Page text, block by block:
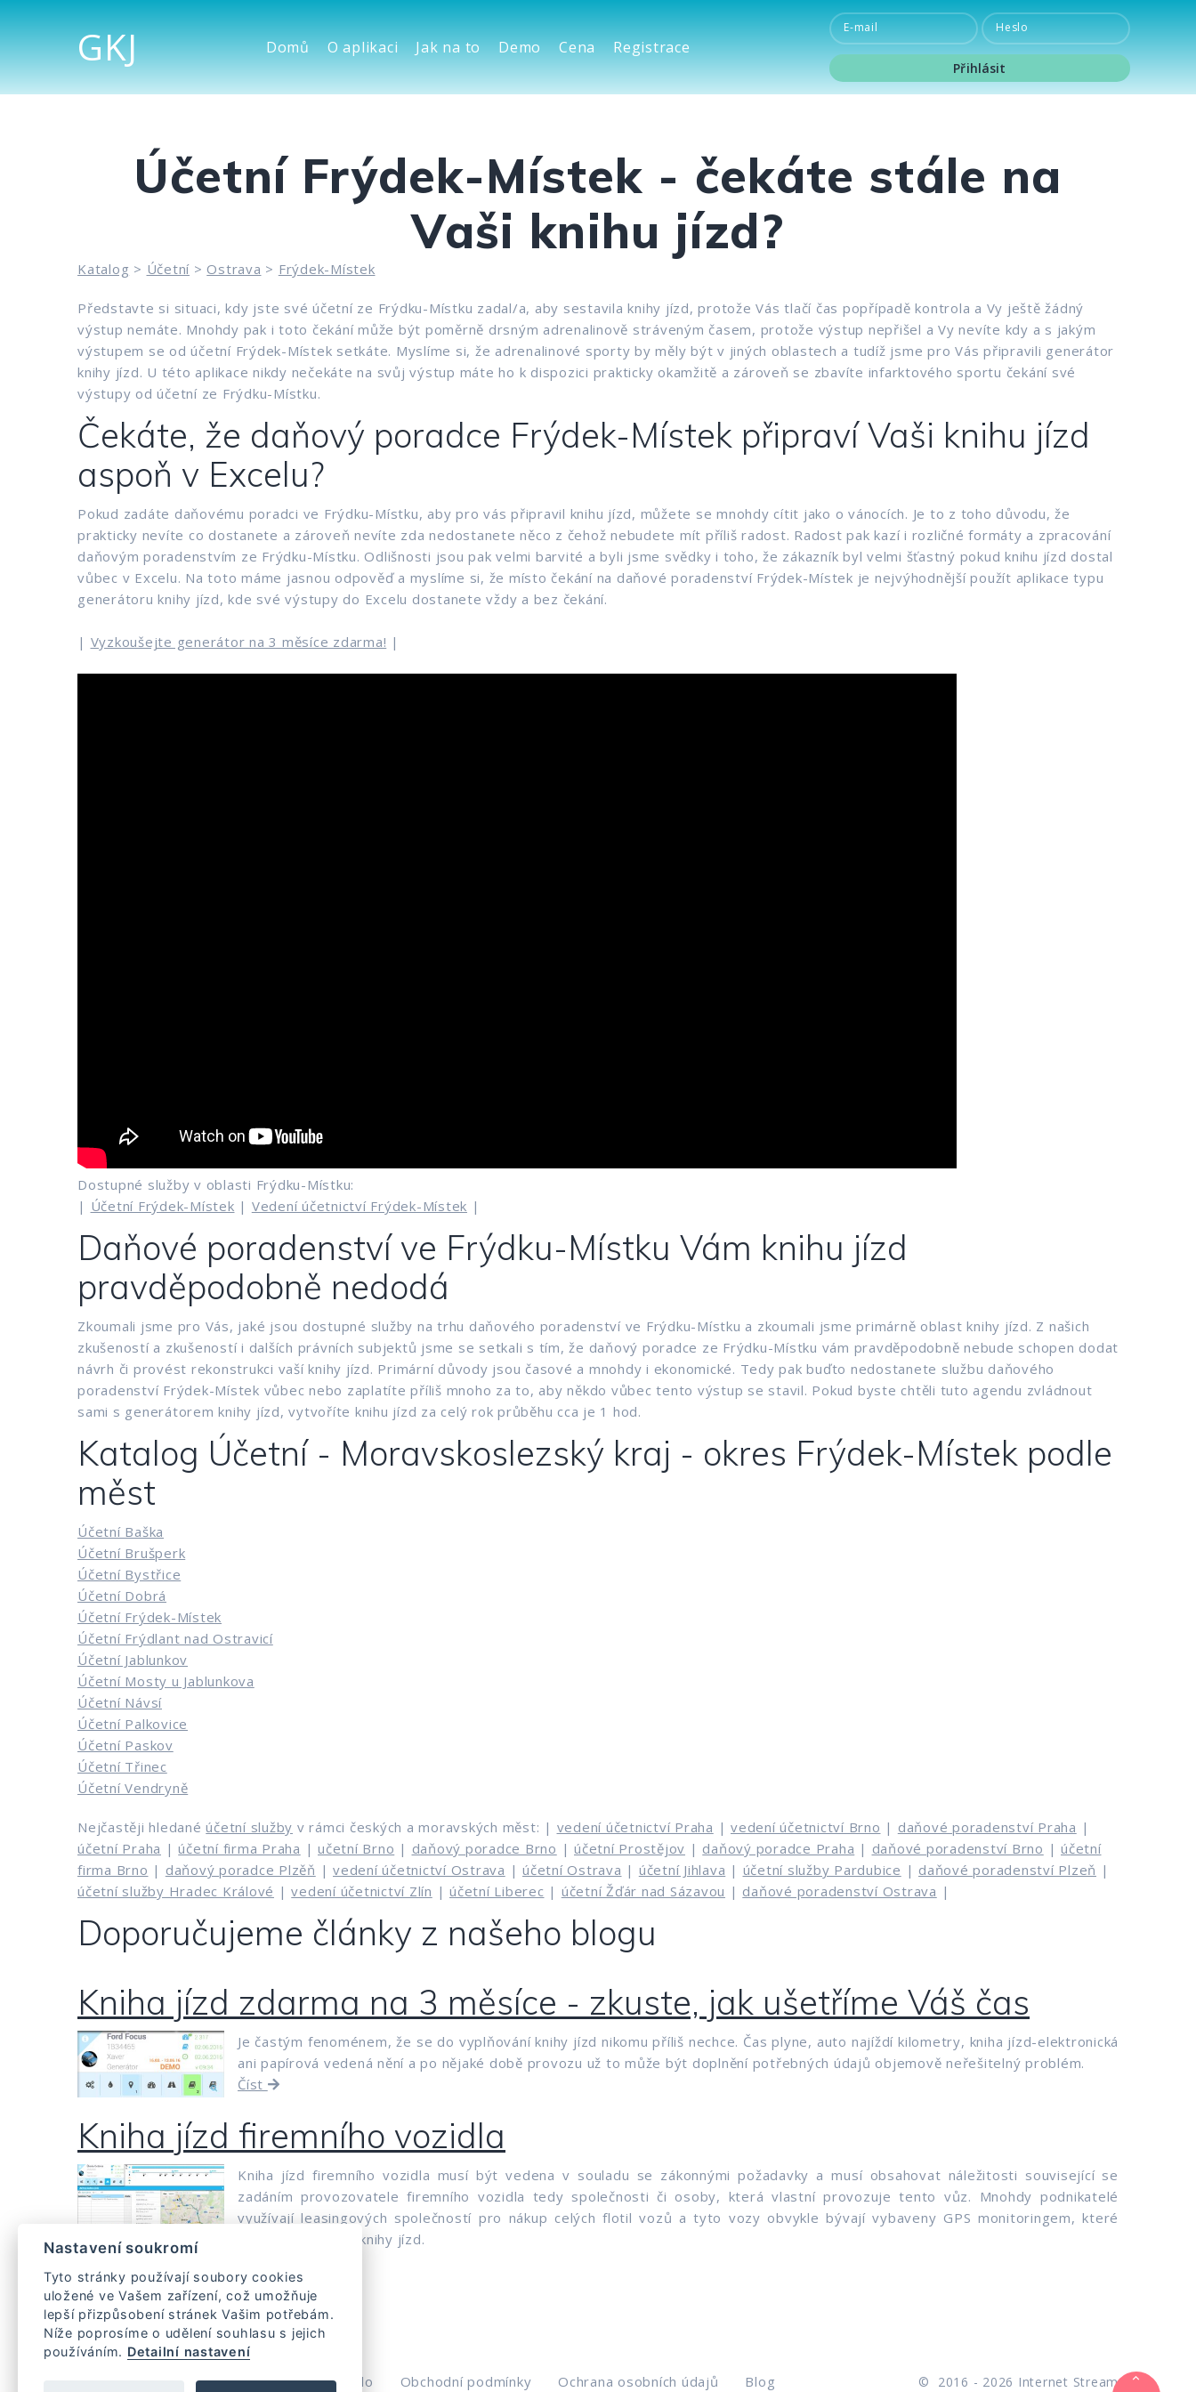
GKJ Domů O aplikaci Jak na to Demo Cena Registrace
E-mail Heslo
Přihlásit
Přihlásit
Účetní Frýdek-Místek - čekáte stále na
Vaši knihu jízd?
Katalog > Účetní > Ostrava > Frýdek-Místek
Představte si situaci, kdy jste své účetní ze Frýdku-Místku zadal/a, aby sestavila knihy jízd, protože Vás tlačí čas popřípadě kontrola a Vy ještě žádný
výstup nemáte. Mnohdy pak i toto čekání může být poměrně drsným adrenalinově stráveným časem, protože výstup nepřišel a Vy nevíte kdy a s jakým
výstupem se od účetní Frýdek-Místek setkáte. Myslíme si, že adrenalinové sporty by měly být v jiných oblastech a tudíž jsme pro Vás připravili generátor
knihy jízd. U této aplikace nikdy nečekáte na svůj výstup máte ho k dispozici prakticky okamžitě a zároveň se zbavíte infarktového sportu čekání své
výstupy od účetní ze Frýdku-Místku.
Čekáte, že daňový poradce Frýdek-Místek připraví Vaši knihu jízd
aspoň v Excelu?
Pokud zadáte daňovému poradci ve Frýdku-Místku, aby pro vás připravil knihu jízd, můžete se mnohdy cítit jako o vánocích. Je to z toho důvodu, že
prakticky nevíte co dostanete a zároveň nevíte zda nedostanete něco z čehož nebudete mít příliš radost. Radost pak kazí i rozličné formáty a zpracování
daňovým poradenstvím ze Frýdku-Místku. Odlišnosti jsou pak velmi barvité a byli jsme svědky i toho, že zákazník byl velmi šťastný pokud knihu jízd dostal
vůbec v Excelu. Na toto máme jasnou odpověď a myslíme si, že místo čekání na daňové poradenství Frýdek-Místek je nejvýhodnější použít aplikace typu
generátoru knihy jízd, kde své výstupy do Excelu dostanete vždy a bez čekání.
| Vyzkoušejte generátor na 3 měsíce zdarma! |
Dostupné služby v oblasti Frýdku-Místku:
| Účetní Frýdek-Místek | Vedení účetnictví Frýdek-Místek |
Daňové poradenství ve Frýdku-Místku Vám knihu jízd
pravděpodobně nedodá
Zkoumali jsme pro Vás, jaké jsou dostupné služby na trhu daňového poradenství ve Frýdku-Místku a zkoumali jsme primárně oblast knihy jízd. Z našich
zkušeností a zkušeností i dalších právních subjektů jsme se setkali s tím, že daňový poradce ze Frýdku-Místku vám pravděpodobně nebude schopen dodat
návrh či provést rekonstrukci vaší knihy jízd. Primární důvody jsou časové a mnohdy i ekonomické. Tedy pak buďto nedostanete službu daňového
poradenství Frýdek-Místek vůbec nebo zaplatíte příliš mnoho za to, aby někdo vůbec tento výstup se stavil. Pokud byste chtěli tuto agendu zvládnout
sami s generátorem knihy jízd, vytvoříte knihu jízd za celý rok průběhu cca je 1 hod.
Katalog Účetní - Moravskoslezský kraj - okres Frýdek-Místek podle
měst
Účetní Baška
Účetní Brušperk
Účetní Bystřice
Účetní Dobrá
Účetní Frýdek-Místek
Účetní Frýdlant nad Ostravicí
Účetní Jablunkov
Účetní Mosty u Jablunkova
Účetní Návsí
Účetní Palkovice
Účetní Paskov
Účetní Třinec
Účetní Vendryně
Nejčastěji hledanéúčetní služby v rámci českých a moravských měst: | vedení účetnictví Praha | vedení účetnictví Brno | daňové poradenství Praha |
účetní Praha |účetní firma Praha | učetní Brno | daňový poradce Brno | účetní Prostějov | daňový poradce Praha | daňové poradenství Brno | účetní
firma Brno | daňový poradce Plzěň | vedení účetnictví Ostrava | účetní Ostrava | účetní Jihlava | účetní služby Pardubice | daňové poradenství Plzeň |
účetní služby Hradec Králové |vedení účetnictví Zlín | účetní Liberec | účetní Žďár nad Sázavou | daňové poradenství Ostrava |
Doporučujeme články z našeho blogu
Kniha jízd zdarma na 3 měsíce - zkuste, jak ušetříme Váš čas
Je častým fenoménem, že se do vyplňování knihy jízd nikomu příliš nechce. Čas plyne, auto najíždí kilometry, kniha jízd-elektronická
ani papírová vedená nění a po nějaké době provozu už to může být doplnění potřebných údajů objemově neřešitelný problém.
Číst
Kniha jízd firemního vozidla
Kniha jízd firemního vozidla musí být vedena v souladu se zákonnými požadavky a musí obsahovat náležitosti související se
zadáním provozovatele firemního vozidla tedy společnosti či osoby, která vlastní provozuje tento vůz. Mnohdy podnikatelé
využívají leasingových společností pro nákup celých flotil vozů a tyto vozy obvykle bývají vybaveny GPS monitoringem, které
splňují náležitosti knihy jízd.
Zaslat zapomenuté heslo Obchodní podmínky Ochrana osobních údajů Blog © 2016 - 2026 Internet Stream
Nastavení soukromí
Tyto stránky používají soubory cookies
uložené ve Vašem zařízení, což umožňuje
lepší přizpůsobení stránek Vašim potřebám.
Níže poprosíme o udělení souhlasu s jejich
používáním. Detailní nastavení